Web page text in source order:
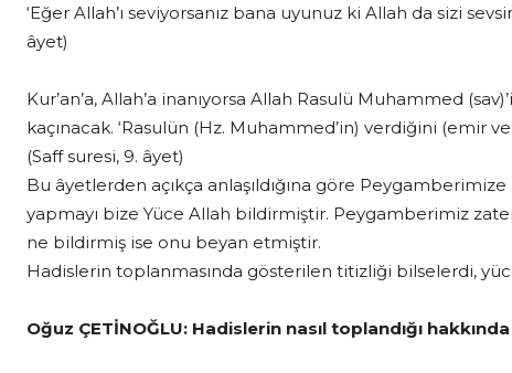
‘Eğer Allah’ı seviyorsanız bana uyunuz ki Allah da sizi
âyet)
Kur’an’a, Allah’a inanıyorsa Allah Rasulü Muhammed
kaçınacak. ‘Rasulün (Hz. Muhammed’in) verdiğini (emir ve
(Saff suresi, 9. âyet)
Bu âyetlerden açıkça anlaşıldığına göre
yapmayı bize Yüce Allah bildirmiştir. Peygamberimiz
ne bildirmiş ise onu beyan etmiştir.
Hadislerin toplanmasında gösterilen titizliği bilselerdi,
Oğuz ÇETİNOĞLU: Hadislerin nasıl toplandığı